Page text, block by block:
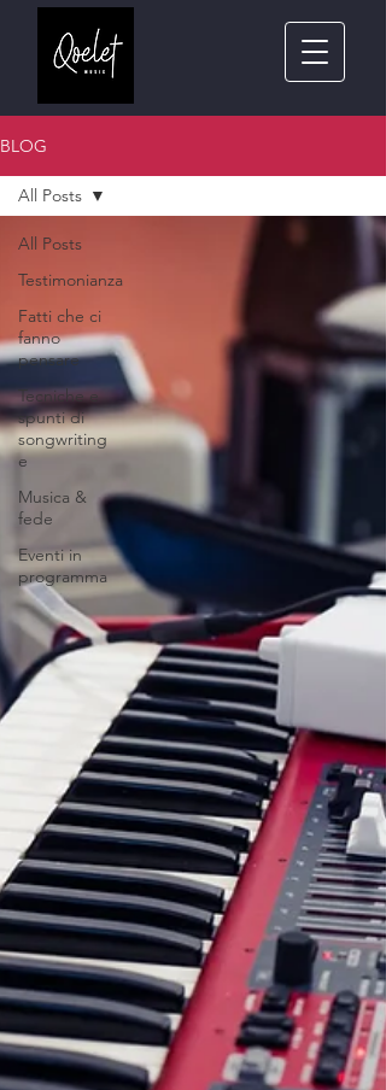
BLOG
All Posts
Testimonianza
Fatti che ci
fanno
pensare
Tecniche e
spunti di
songwriting
e
Musica &
fede
Eventi in
programma
All Posts